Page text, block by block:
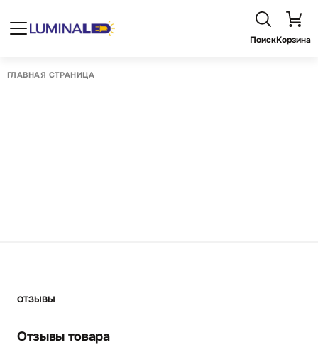
ПоискКорзина
ГЛАВНАЯ СТРАНИЦА
ОТЗЫВЫ
Отзывы товара